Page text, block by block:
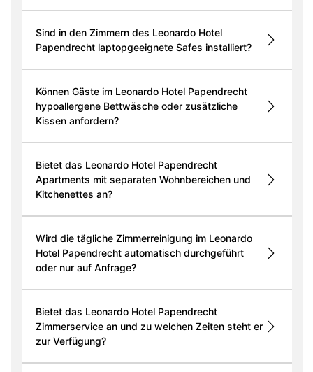
Sind in den Zimmern des Leonardo Hotel
Papendrecht laptopgeeignete Safes installiert?
Können Gäste im Leonardo Hotel Papendrecht
hypoallergene Bettwäsche oder zusätzliche
Kissen anfordern?
Bietet das Leonardo Hotel Papendrecht
Apartments mit separaten Wohnbereichen und
Kitchenettes an?
Wird die tägliche Zimmerreinigung im Leonardo
Hotel Papendrecht automatisch durchgeführt
oder nur auf Anfrage?
Bietet das Leonardo Hotel Papendrecht
Zimmerservice an und zu welchen Zeiten steht er
zur Verfügung?